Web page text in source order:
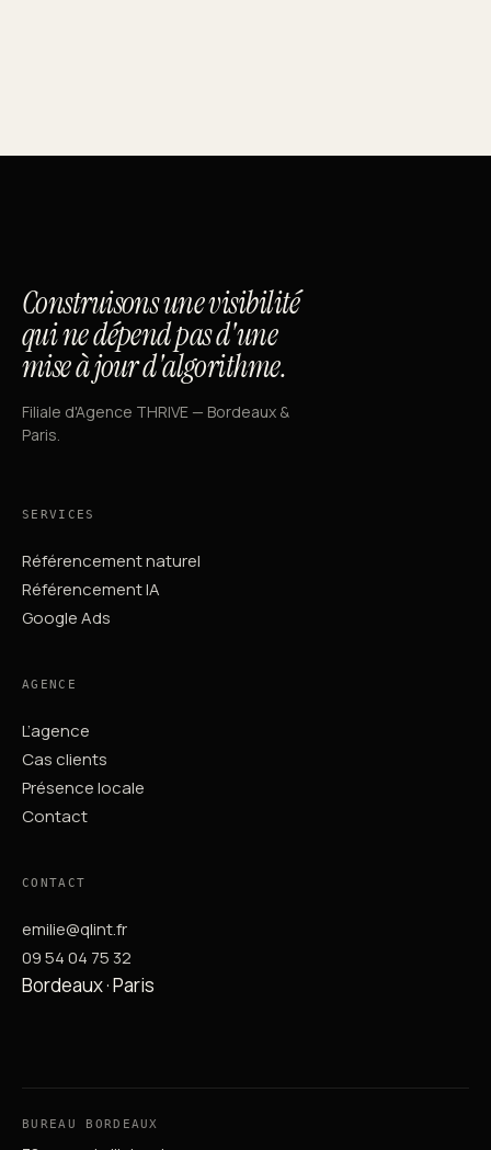
Construisons une visibilité
qui ne dépend pas d'une
mise à jour d'algorithme.
Filiale d'Agence THRIVE — Bordeaux &
Paris.
SERVICES
Référencement naturel
Référencement IA
Google Ads
AGENCE
L’agence
Cas clients
Présence locale
Contact
CONTACT
emilie@qlint.fr
09 54 04 75 32
Bordeaux · Paris
BUREAU BORDEAUX